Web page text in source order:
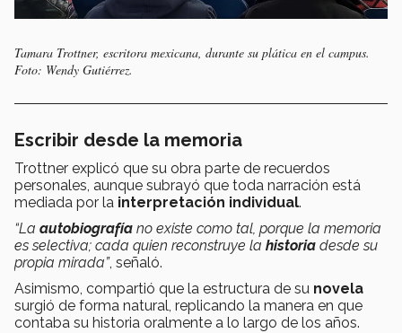
Tamara Trottner, escritora mexicana, durante su plática en el campus.
Foto: Wendy Gutiérrez.
Escribir desde la memoria
Trottner explicó que su obra parte de recuerdos
personales, aunque subrayó que toda narración está
mediada por la interpretación individual.
“La autobiografía no existe como tal, porque la memoria
es selectiva; cada quien reconstruye la historia desde su
propia mirada”, señaló.
Asimismo, compartió que la estructura de su novela
surgió de forma natural, replicando la manera en que
contaba su historia oralmente a lo largo de los años.